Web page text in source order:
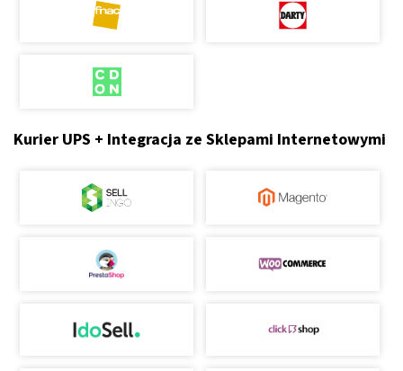
Kurier UPS + Integracja ze Sklepami Internetowymi